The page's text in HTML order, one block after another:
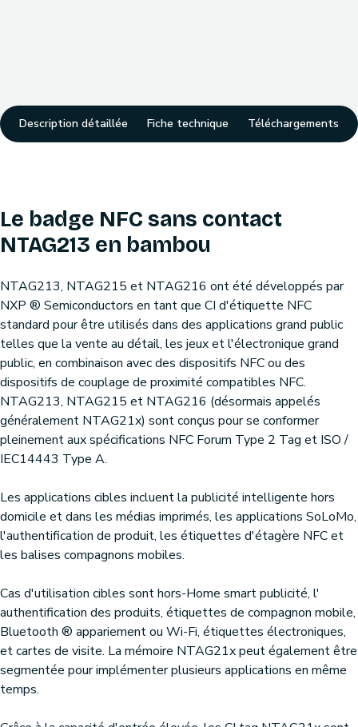
Description détaillée Fiche technique Téléchargements
Le badge NFC sans contact
NTAG213 en bambou
NTAG213, NTAG215 et NTAG216 ont été développés par
NXP ® Semiconductors en tant que CI d'étiquette NFC
standard pour être utilisés dans des applications grand public
telles que la vente au détail, les jeux et l'électronique grand
public, en combinaison avec des dispositifs NFC ou des
dispositifs de couplage de proximité compatibles NFC.
NTAG213, NTAG215 et NTAG216 (désormais appelés
généralement NTAG21x) sont conçus pour se conformer
pleinement aux spécifications NFC Forum Type 2 Tag et ISO /
IEC14443 Type A.
Les applications cibles incluent la publicité intelligente hors
domicile et dans les médias imprimés, les applications SoLoMo,
l'authentification de produit, les étiquettes d'étagère NFC et
les balises compagnons mobiles.
Cas d'utilisation cibles sont hors-Home smart publicité, l'
authentification des produits, étiquettes de compagnon mobile,
Bluetooth ® appariement ou Wi-Fi, étiquettes électroniques,
et cartes de visite. La mémoire NTAG21x peut également être
segmentée pour implémenter plusieurs applications en même
temps.